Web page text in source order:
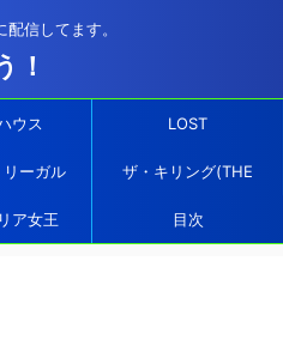
信してます。
！
ウス LOST
ーガル ザ・キリング(THE
KILLING)
ア女王 目次